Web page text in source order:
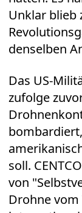
Unklar blieb
denselben
Das US-
zufolge
soll.
von
Drohne vom